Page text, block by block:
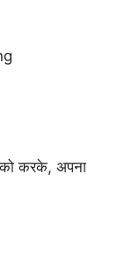
को करके, अपना